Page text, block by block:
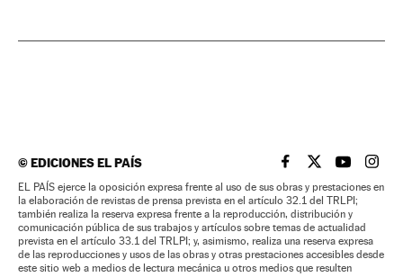
©EDICIONES EL PAÍS EL PAÍS BRASIL EN
EL PAÍSEL PAÍS
EL
EL PAÍS ejerce la oposición expresa frente al uso de sus obras y prestaciones en
la elaboración de revistas de prensa prevista en el artículo 32.1 del TRLPI;
también realiza la reserva expresa frente a la reproducción, distribución y
comunicación pública de sus trabajos y artículos sobre temas de actualidad
prevista en el artículo 33.1 del TRLPI; y, asimismo, realiza una reserva expresa
de las reproducciones y usos de las obras y otras prestaciones accesibles desde
este sitio web a medios de lectura mecánica u otros medios que resulten